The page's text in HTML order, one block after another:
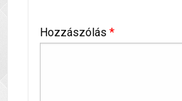
Hozzászólás *